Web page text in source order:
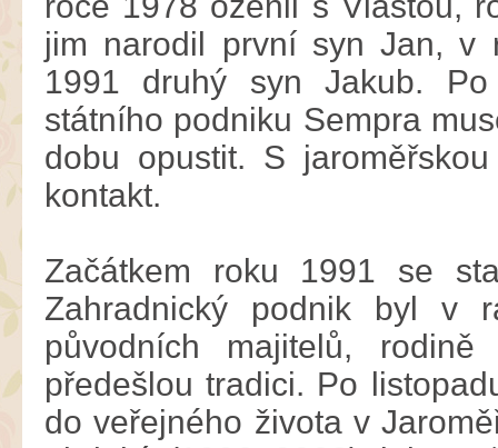
jim narodil první syn Jan, v
1991 druhý syn Jakub.
státního podniku Sempra
dobu opustit. S
kontakt.
Začátkem roku 1991 se
Zahradnický podnik byl v
původních majitelů,
předešlou tradici. Po
do veřejného života v